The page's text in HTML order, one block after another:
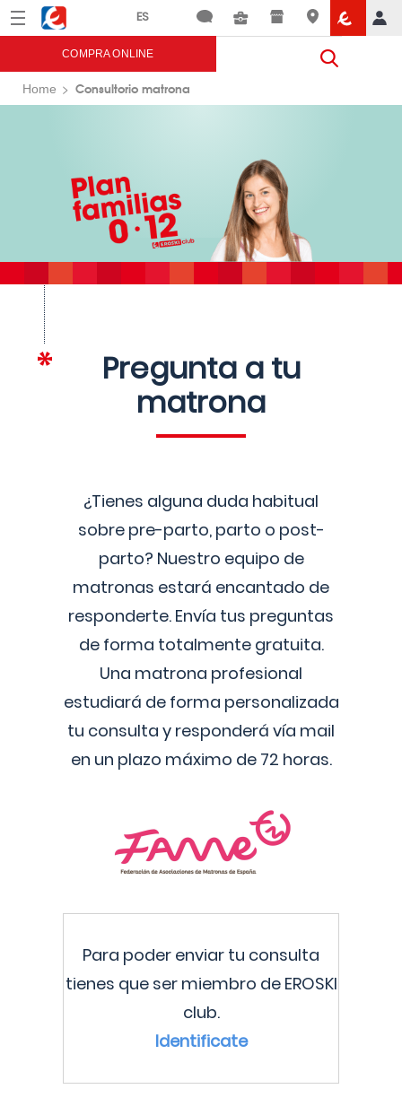
Menú Eroski
COMPRA ONLINE
Home Consultorio matrona
Pregunta a tu
matrona
¿Tienes alguna duda habitual
sobre pre-parto, parto o post-
parto? Nuestro equipo de
matronas estará encantado de
responderte. Envía tus preguntas
de forma totalmente gratuita.
Una matrona profesional
estudiará de forma personalizada
tu consulta y responderá vía mail
en un plazo máximo de 72 horas.
Para poder enviar tu consulta
tienes que ser miembro de EROSKI
club.
Identificate